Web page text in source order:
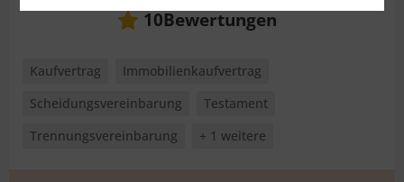
10Bewertungen
Kaufvertrag
Immobilienkaufvertrag
Scheidungsvereinbarung
Testament
Trennungsvereinbarung
+ 1 weitere